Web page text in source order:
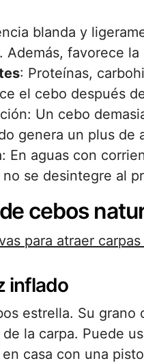
blanda y
Además, favorece
: Proteínas,
el cebo después
Un cebo
genera un plus de
En aguas con
se desintegre al
cebos
para atraer
inflado
estrella. Su
la carpa. Puede
casa con una